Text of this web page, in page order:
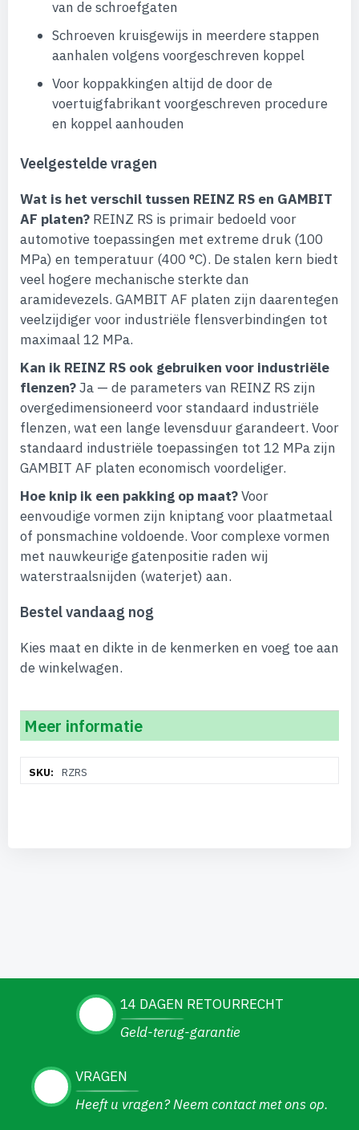
van de schroefgaten
Schroeven kruisgewijs in meerdere stappen
aanhalen volgens voorgeschreven koppel
Voor koppakkingen altijd de door de
voertuigfabrikant voorgeschreven procedure
en koppel aanhouden
Veelgestelde vragen
Wat is het verschil tussen REINZ RS en GAMBIT
AF platen? REINZ RS is primair bedoeld voor
automotive toepassingen met extreme druk (100
MPa) en temperatuur (400 °C). De stalen kern biedt
veel hogere mechanische sterkte dan
aramidevezels. GAMBIT AF platen zijn daarentegen
veelzijdiger voor industriële flensverbindingen tot
maximaal 12 MPa.
Kan ik REINZ RS ook gebruiken voor industriële
flenzen?Ja — de parameters van REINZ RS zijn
overgedimensioneerd voor standaard industriële
flenzen, wat een lange levensduur garandeert. Voor
standaard industriële toepassingen tot 12 MPa zijn
GAMBIT AF platen economisch voordeliger.
Hoe knip ik een pakking op maat?Voor
eenvoudige vormen zijn kniptang voor plaatmetaal
of ponsmachine voldoende. Voor complexe vormen
met nauwkeurige gatenpositie raden wij
waterstraalsnijden (waterjet) aan.
Bestel vandaag nog
Kies maat en dikte in de kenmerken en voeg toe aan
de winkelwagen.
Meer informatie
informatieRZRS
14 DAGEN RETOURRECHT
Geld-terug-garantie
VRAGEN
Heeft u vragen? Neem contact met ons op.